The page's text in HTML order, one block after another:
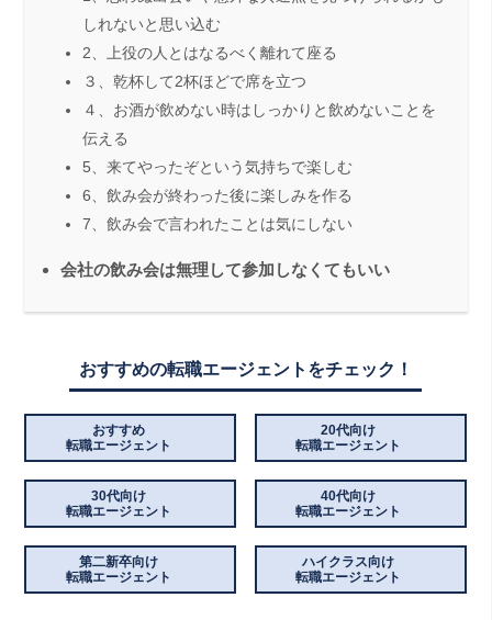
しれないと思い込む
2、上役の人とはなるべく離れて座る
３、乾杯して2杯ほどで席を立つ
４、お酒が飲めない時はしっかりと飲めないことを
伝える
5、来てやったぞという気持ちで楽しむ
6、飲み会が終わった後に楽しみを作る
7、飲み会で言われたことは気にしない
会社の飲み会は無理して参加しなくてもいい
おすすめの転職エージェントをチェック！
おすすめ
転職エージェント
20代向け
転職エージェント
30代向け
転職エージェント
40代向け
転職エージェント
第二新卒向け
転職エージェント
ハイクラス向け
転職エージェント